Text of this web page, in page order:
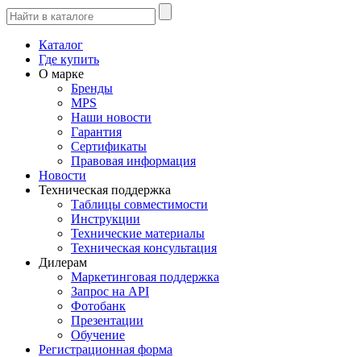
Каталог
Где купить
О марке
Бренды
MPS
Наши новости
Гарантия
Сертификаты
Правовая информация
Новости
Техническая поддержка
Таблицы совместимости
Инструкции
Технические материалы
Техническая консультация
Дилерам
Маркетинговая поддержка
Запрос на API
Фотобанк
Презентации
Обучение
Регистрационная форма